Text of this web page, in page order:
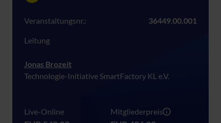
Veranstaltungsnr.: 36449.00.001
Leitung
Jonas Brozeit
Technologie-Initiative SmartFactory KL e.V.
Live-Online Mitgliederpreis